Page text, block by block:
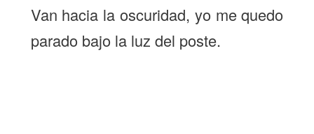
Van hacia la oscuridad, yo me quedo
parado bajo la luz del poste.